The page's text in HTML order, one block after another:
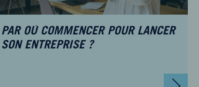
PAR OÙ COMMENCER POUR LANCER
SON ENTREPRISE ?